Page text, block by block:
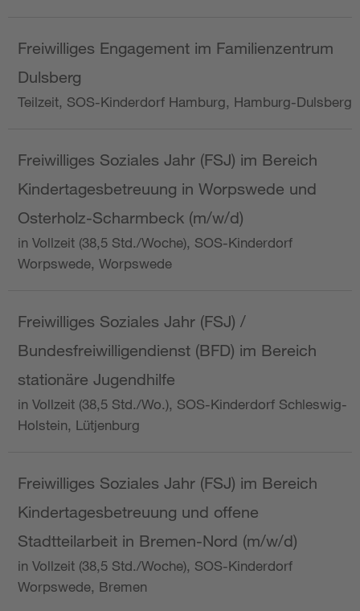
Freiwilliges Engagement im Familienzentrum
Dulsberg
Teilzeit, SOS-Kinderdorf Hamburg, Hamburg-Dulsberg
Freiwilliges Soziales Jahr (FSJ) im Bereich
Kindertagesbetreuung in Worpswede und
Osterholz-Scharmbeck (m/w/d)
in Vollzeit (38,5 Std./Woche), SOS-Kinderdorf
Worpswede, Worpswede
Freiwilliges Soziales Jahr (FSJ) /
Bundesfreiwilligendienst (BFD) im Bereich
stationäre Jugendhilfe
in Vollzeit (38,5 Std./Wo.), SOS-Kinderdorf Schleswig-
Holstein, Lütjenburg
Freiwilliges Soziales Jahr (FSJ) im Bereich
Kindertagesbetreuung und offene
Stadtteilarbeit in Bremen-Nord (m/w/d)
in Vollzeit (38,5 Std./Woche), SOS-Kinderdorf
Worpswede, Bremen